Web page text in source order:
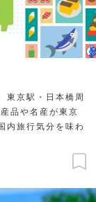
東京駅・日本橋周
品や名産が東京
内旅行気分を味わ